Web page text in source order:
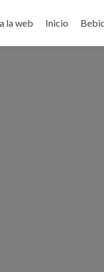
la web Inicio